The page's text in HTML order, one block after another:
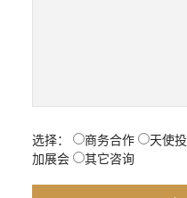
选择： 商务合作 天使
加展会
其它咨询